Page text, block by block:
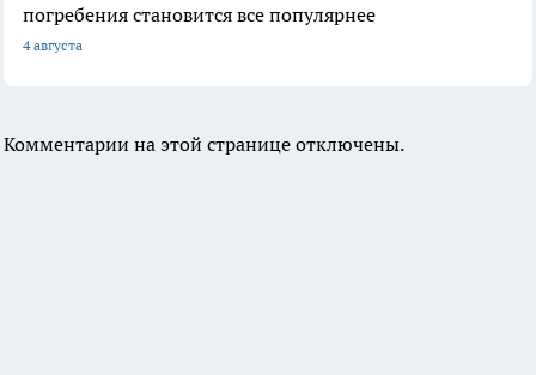
погребения становится все популярнее
4 августа
Комментарии на этой странице отключены.